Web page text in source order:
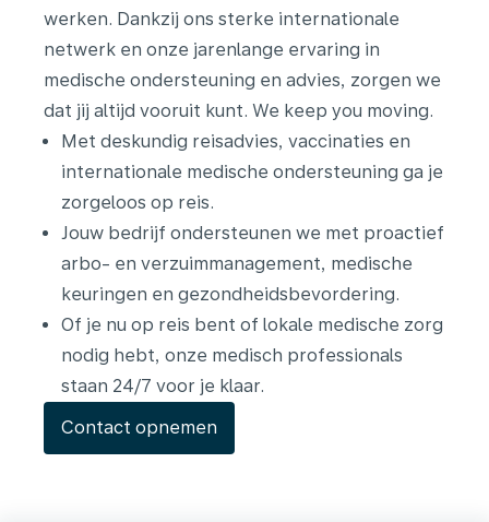
werken. Dankzij ons sterke internationale
netwerk en onze jarenlange ervaring in
medische ondersteuning en advies, zorgen we
dat jij altijd vooruit kunt. We keep you moving.
Met deskundig reisadvies, vaccinaties en
internationale medische ondersteuning ga je
zorgeloos op reis.
Jouw bedrijf ondersteunen we met proactief
arbo- en verzuimmanagement, medische
keuringen en gezondheidsbevordering.
Of je nu op reis bent of lokale medische zorg
nodig hebt, onze medisch professionals
staan 24/7 voor je klaar.
Contact opnemen